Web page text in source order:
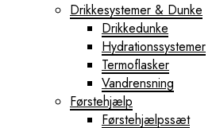
Drikkesystemer & Dunke
Drikkedunke
Hydrationssystemer
Termoflasker
Vandrensning
Førstehjælp
Førstehjælpssæt